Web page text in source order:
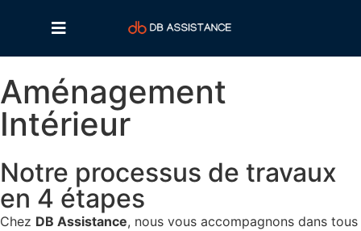
Aménagement
Intérieur
Notre processus de travaux
en 4 étapes
Chez DB Assistance, nous vous accompagnons dans tous